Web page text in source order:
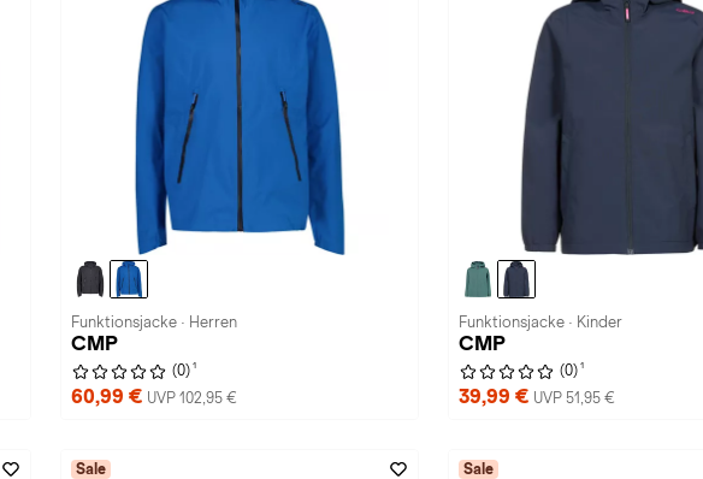
Funktionsjacke · Herren
CMP
(0) 1
60,99 € UVP 102,95 €
Funktionsjacke · Kinder
CMP
(0) 1
39,99 € UVP 51,95 €
Sale Sale